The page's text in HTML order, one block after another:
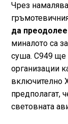
Чрез
да
миналото са
суша. C949 ще
организации
включително
предполагат,
световната